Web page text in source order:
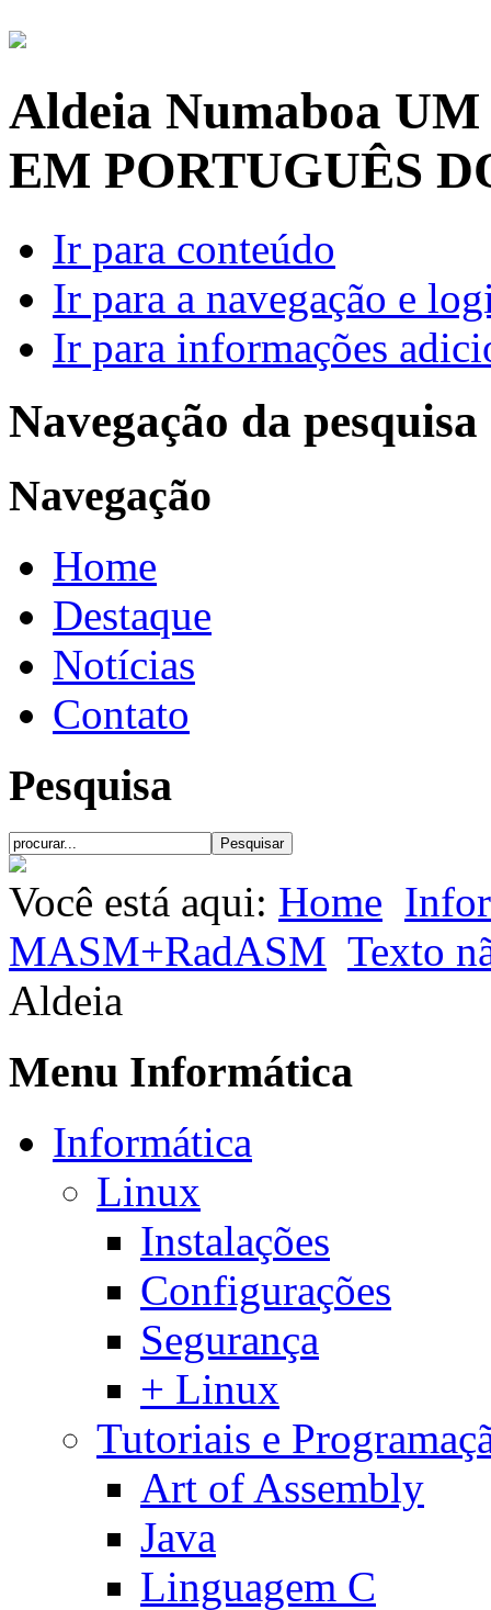
Aldeia Numaboa UM
EM PORTUGUÊS
Ir para conteúdo
Ir para a navegação e
Ir para informações
Navegação da pesquisa
Navegação
Home
Destaque
Notícias
Contato
Pesquisa
Você está aqui: Home
MASM+RadASM Texto
Aldeia
Menu Informática
Informática
Linux
Instalações
Configurações
Segurança
+ Linux
Tutoriais e
Art of Assembly
Java
Linguagem C